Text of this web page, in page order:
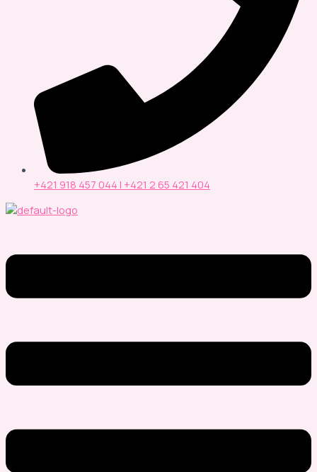
+421 918 457 044 | +421 2 65 421 404